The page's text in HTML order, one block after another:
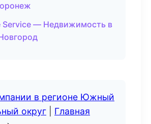
Service — Недвижимость в
в регионе Южный
округ
Главная